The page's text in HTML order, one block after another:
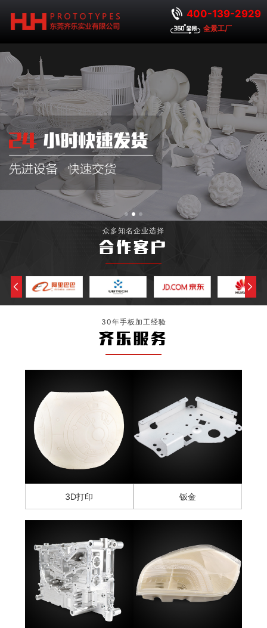
400-139-2929
全景工厂
众多知名企业选择
合作客户
30年手板加工经验
齐乐服务
3D打印 钣金